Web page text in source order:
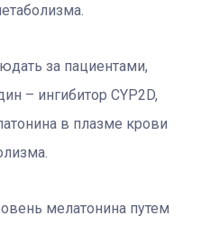
за пациентами,
– ингибитор CYP2D,
в плазме крови
мелатонина путем